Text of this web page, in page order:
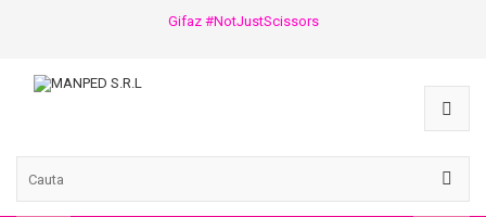
Gifaz #NotJustScissors